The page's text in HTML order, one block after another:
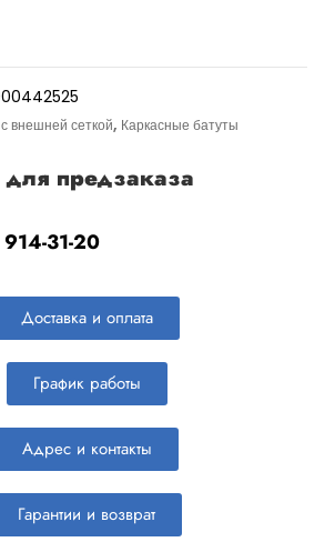
внешней сеткой, Каркасные батуты
предзаказа
31-20
Доставка и оплата
График работы
Адрес и контакты
Гарантии и возврат